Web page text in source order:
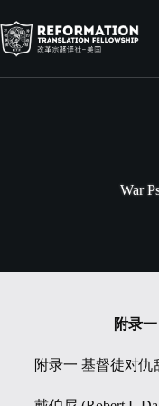
to
content
War
附录
附录一 基督徒对仇